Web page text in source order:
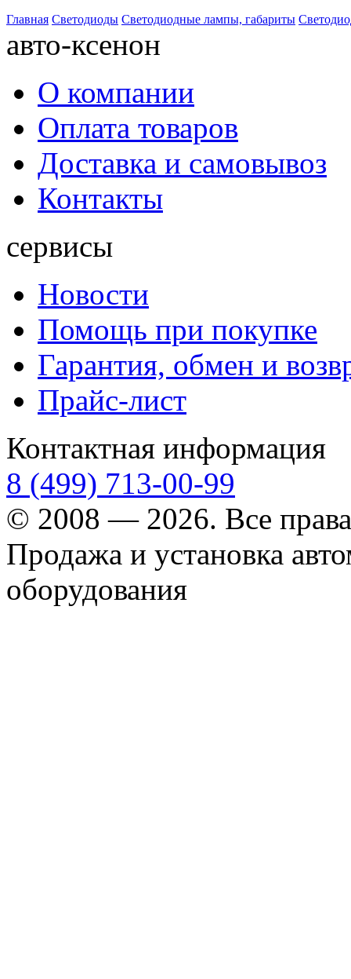
Главная Светодиоды Светодиодные лампы, габариты
авто-ксенон
О компании
Оплата товаров
Доставка и самовывоз
Контакты
сервисы
Новости
Помощь при покупке
Гарантия, обмен и
Прайс-лист
Контактная информация
8 (499) 713-00-99
© 2008 — 2026. Все
Продажа и установка
оборудования